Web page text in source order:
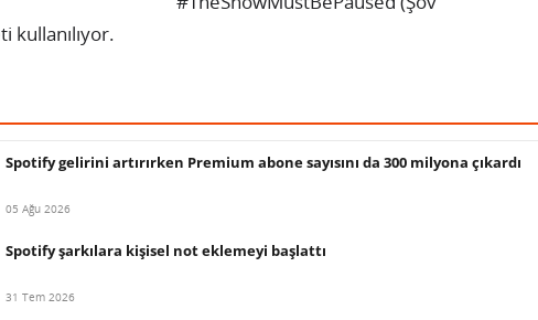
kullanılıyor.
Spotify gelirini artırırken Premium abone sayısını da 300 milyona çıkardı
05 Ağu 2026
Spotify şarkılara kişisel not eklemeyi başlattı
31 Tem 2026